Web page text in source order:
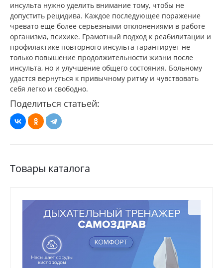
инсульта нужно уделить внимание тому, чтобы не
допустить рецидива. Каждое последующее поражение
чревато еще более серьезными отклонениями в работе
организма, психике. Грамотный подход к реабилитации и
профилактике повторного инсульта гарантирует не
только повышение продолжительности жизни после
инсульта, но и улучшение общего состояния. Больному
удастся вернуться к привычному ритму и чувствовать
себя легко и свободно.
Поделиться статьей:
Товары каталога